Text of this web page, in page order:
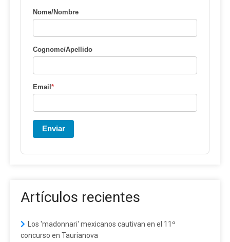
Nome/Nombre
Cognome/Apellido
Email*
Enviar
Artículos recientes
Los 'madonnari' mexicanos cautivan en el 11º
concurso en Taurianova